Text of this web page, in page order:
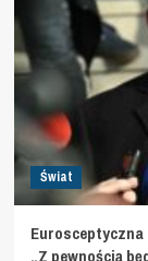
Świat
„Z pewnością